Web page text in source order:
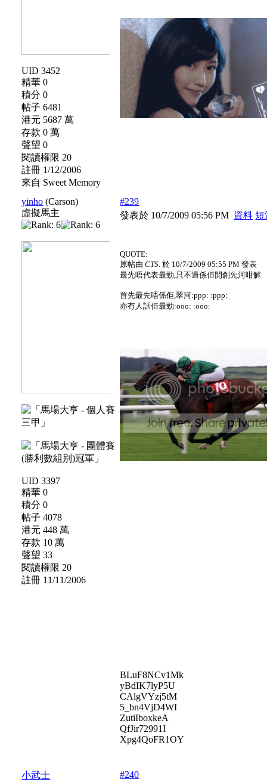
UID 3452
精華 0
積分 0
帖子 6481
港元 5687 萬
存款 0 萬
聲望 0
閱讀權限 20
註冊 1/12/2006
來自 Sweet Memory
yinho (Carson)
虛擬馬主
UID 3397
精華 0
積分 0
帖子 4078
港元 448 萬
存款 10 萬
聲望 33
閱讀權限 20
註冊 11/11/2006
#239
發表於 10/7/2009 05:56 PM 資料 短
QUOTE:
原帖由CTS. 於 10/7/2009 05:55 PM 發表
最先唔代表最勁,只不過係佢開創先河咁解
首先最先唔係佢,翠河:ppp: :ppp:
亦冇人話佢最勁:ooo: :ooo:
BLuF8NCv1Mk
yBdIK7lyP5U
CAlgVYzj5tM
5_bn4VjD4WI
ZutiIboxkeA
QfJir72991I
Xpg4QoFR1OY
小武士 #240